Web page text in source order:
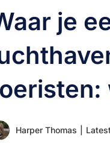
je
Harper Thomas